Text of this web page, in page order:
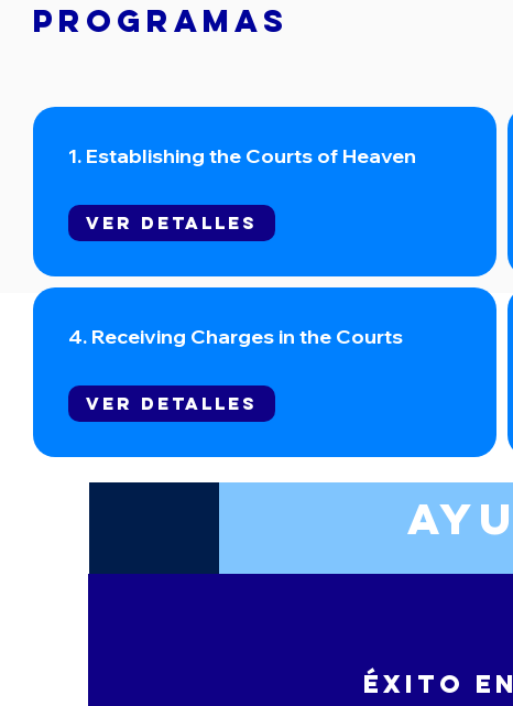
Programas
1. Establishing the Courts of Heaven
Ver detalles
4. Receiving Charges in the Courts
Ver detalles
Éxito